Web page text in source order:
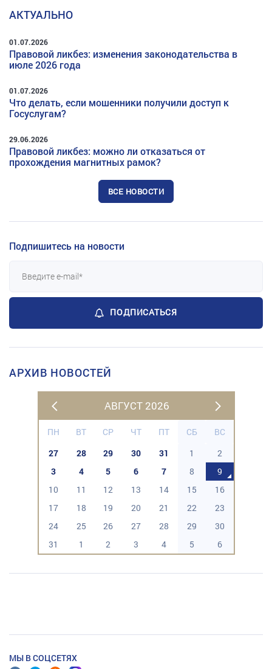
АКТУАЛЬНО
01.07.2026
Правовой ликбез: изменения законодательства в
июле 2026 года
01.07.2026
Что делать, если мошенники получили доступ к
Госуслугам?
29.06.2026
Правовой ликбез: можно ли отказаться от
прохождения магнитных рамок?
ВСЕ НОВОСТИ
Подпишитесь на новости
ПОДПИСАТЬСЯ
АРХИВ НОВОСТЕЙ
АВГУСТ 2026
ПН ВТ СР ЧТ ПТ СБ
ВС
27
28 29 30 31 1
2
3
4 5 6 7 8
9
10
11 12 13 14 15
16
17
18 19 20 21 22
23
24
25 26 27 28 29
30
31
1 2 3 4 5 6
МЫ В СОЦСЕТЯХ